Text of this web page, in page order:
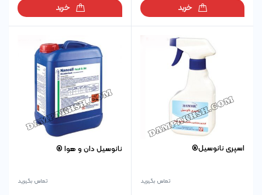
خرید خرید
اسپری نانوسیل®
تماس بگیرید
نانوسیل دان و هوا ®
تماس بگیرید